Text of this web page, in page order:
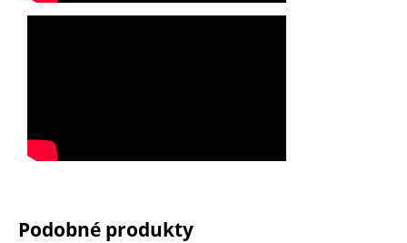
Podobné produkty